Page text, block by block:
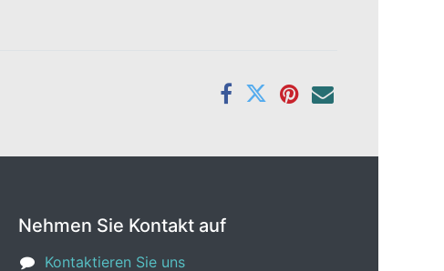
Nehmen Sie Kontakt auf
Kontaktieren Sie uns